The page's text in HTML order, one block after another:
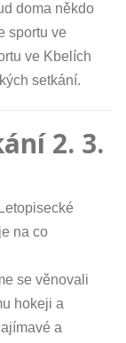
doma někdo
sportu ve
ve Kbelích
setkání.
2. 3.
na co
se věnovali
hokeji a
a